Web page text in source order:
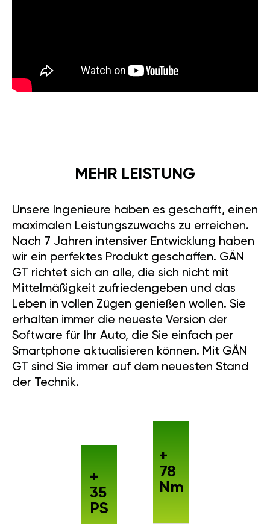
MEHR LEISTUNG
Unsere Ingenieure haben es geschafft, einen
maximalen Leistungszuwachs zu erreichen.
Nach 7 Jahren intensiver Entwicklung haben
wir ein perfektes Produkt geschaffen. GÄN
GT richtet sich an alle, die sich nicht mit
Mittelmäßigkeit zufriedengeben und das
Leben in vollen Zügen genießen wollen. Sie
erhalten immer die neueste Version der
Software für Ihr Auto, die Sie einfach per
Smartphone aktualisieren können. Mit GÄN
GT sind Sie immer auf dem neuesten Stand
der Technik.
+
35
PS
+
78
Nm